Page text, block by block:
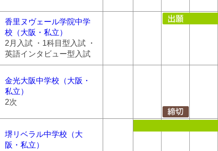
香里ヌヴェール学院中学
校（大阪・私立）
2月入試 ・1科目型入試 ・
英語インタビュー型入試
金光大阪中学校（大阪・
私立）
2次
堺リベラル中学校（大
阪・私立）